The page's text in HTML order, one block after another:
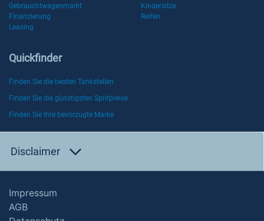
Gebrauchtwagenmarkt
Kindersitze
Finanzierung
Reifen
Leasing
Quickfinder
Finden Sie die besten Tankstellen
Finden Sie die günstigsten Spritpreise
Finden Sie Ihre bevorzugte Marke
Disclaimer
Impressum
AGB